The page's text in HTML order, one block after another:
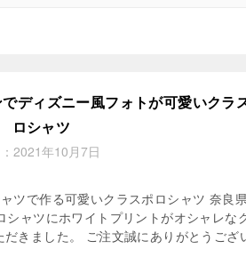
ディズニー風フォトが可愛いクラ
ロシャツ
2021年10月7日
ツで作る可愛いクラスポロシャツ 奈良
ャツにホワイトプリントがオシャレな
きました。 ご注文誠にありがとうござ